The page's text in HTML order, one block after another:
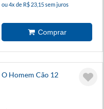
ou 4x de R$ 23,15 sem juros
O Homem Cão 12